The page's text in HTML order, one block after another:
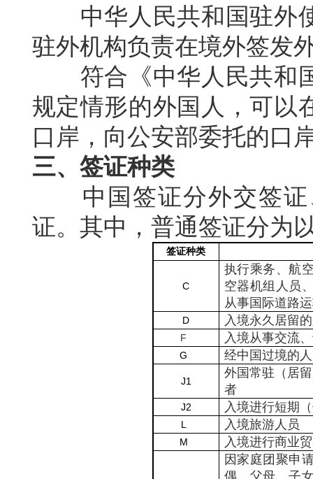
中华人民共和国驻外使
驻外机构负责在境外签发
符合《中华人民共和国
规定情形的外国人，可以
口岸，向公安部委托的口
三、签证种类
中国签证分外交签证
证。其中，普通签证分为
签证种类
C
执行乘务、航
空器机组人员
从事国际道路
D 入境永久居留
F 入境从事交流
G 经中国过境的
J1
外国常驻（居
者
J2 入境进行短期
L 入境旅游人员
M 入境进行商业
因家庭团聚申
偶、父母、子